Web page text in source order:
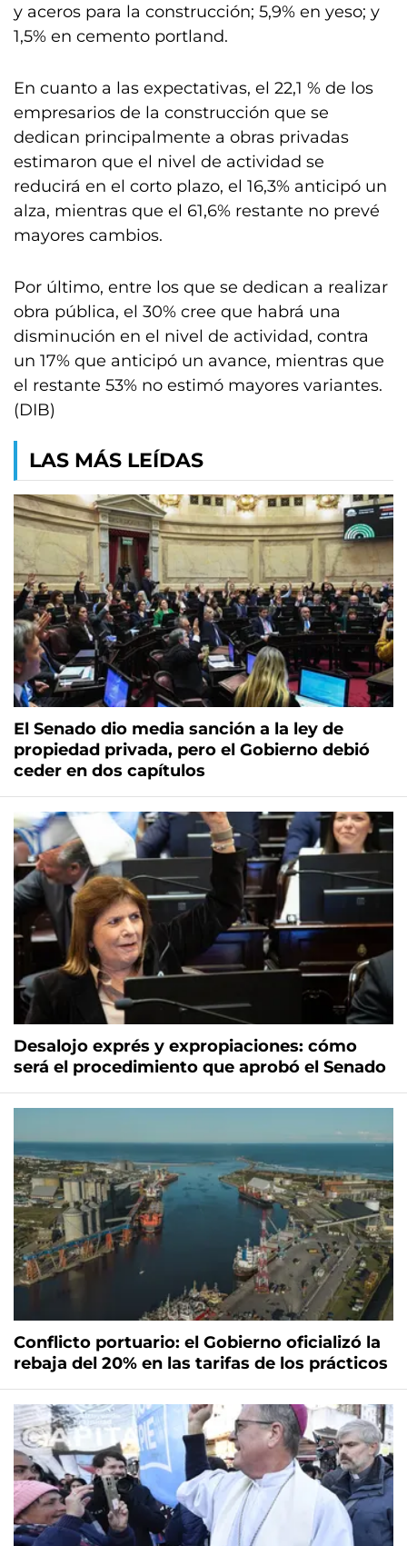
y aceros para la construcción; 5,9% en yeso; y
1,5% en cemento portland.
En cuanto a las expectativas, el 22,1 % de los
empresarios de la construcción que se
dedican principalmente a obras privadas
estimaron que el nivel de actividad se
reducirá en el corto plazo, el 16,3% anticipó un
alza, mientras que el 61,6% restante no prevé
mayores cambios.
Por último, entre los que se dedican a realizar
obra pública, el 30% cree que habrá una
disminución en el nivel de actividad, contra
un 17% que anticipó un avance, mientras que
el restante 53% no estimó mayores variantes.
(DIB)
LAS MÁS LEÍDAS
El Senado dio media sanción a la ley de
propiedad privada, pero el Gobierno debió
ceder en dos capítulos
Desalojo exprés y expropiaciones: cómo
será el procedimiento que aprobó el Senado
Conflicto portuario: el Gobierno oficializó la
rebaja del 20% en las tarifas de los prácticos